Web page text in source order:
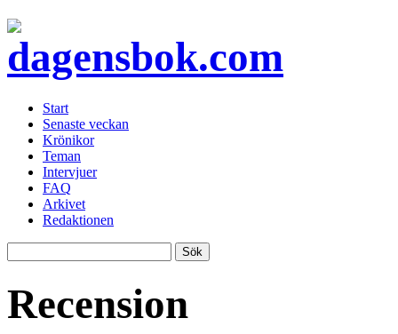
Start
Senaste veckan
Krönikor
Teman
Intervjuer
FAQ
Arkivet
Redaktionen
Recension